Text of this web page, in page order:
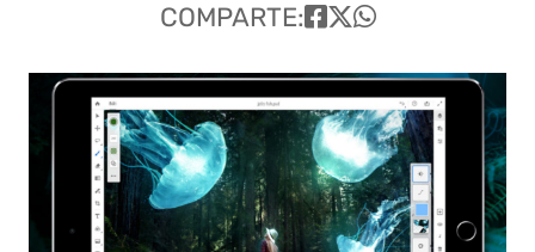
COMPARTE: